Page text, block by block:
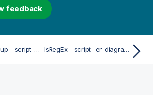
feedback
IndexRegExGroup - script- en diagramfunctie IsRegEx - script- en diagramfunctie